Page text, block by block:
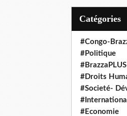
Catégories
#Congo-
#Politique
#BrazzaPLUS
#Droits
#Societé-
#International
#Economie